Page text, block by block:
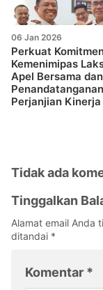
06 Jan 2026
Perkuat
Kemenimipas
Apel Bersama dan
Penandatanganan
Perjanjian Kinerja
Tidak ada
Tinggalkan
Alamat email Anda
ditandai *
Komentar *